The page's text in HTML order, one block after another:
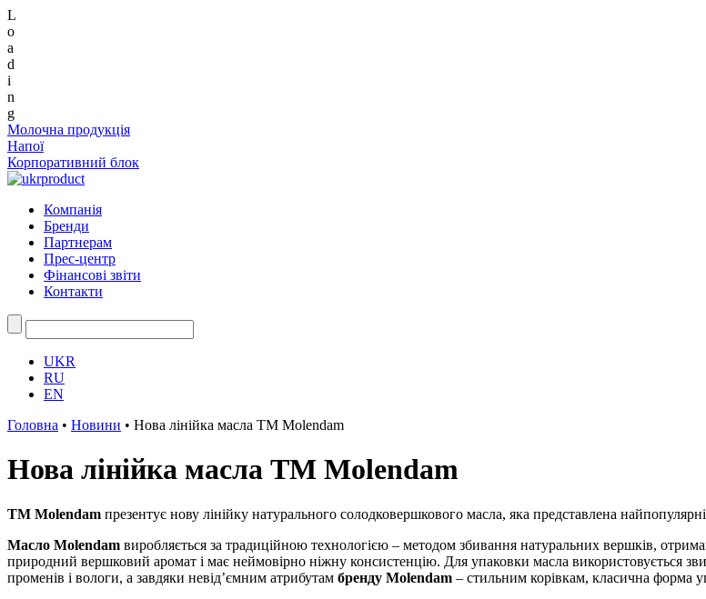
L
o
a
d
i
n
g
Молочна продукція
Напої
Корпоративний блок
Компанія
Бренди
Партнерам
Прес-центр
Фінансові звіти
Контакти
UKR
RU
EN
Головна • Новини • Нова лінійка масла TM Molendam
Нова лінійка масла TM Molendam
ТМ Molendam презентує нову лінійку натурального солодковершкового масла, яка представлена
Масло Molendam виробляється за традиційною технологією – методом збивання натуральних вершків,
природний вершковий аромат і має неймовірно ніжну консистенцію. Для упаковки масла використовується
променів і вологи, а завдяки невід’ємним атрибутам бренду Molendam – стильним корівкам, класична форма